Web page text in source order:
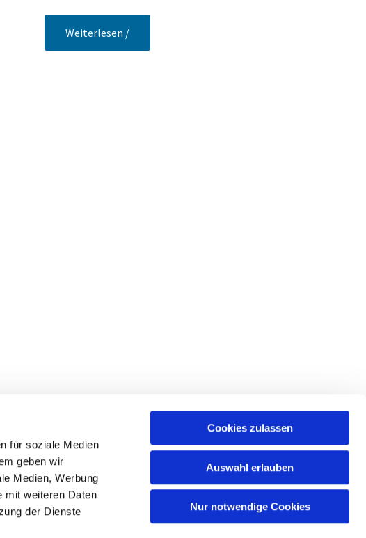
für soziale Medien
geben wir
Medien, Werbung
mit weiteren Daten
der Dienste
Cookies zulassen
Auswahl erlauben
Nur notwendige Cookies
Weiterlesen /